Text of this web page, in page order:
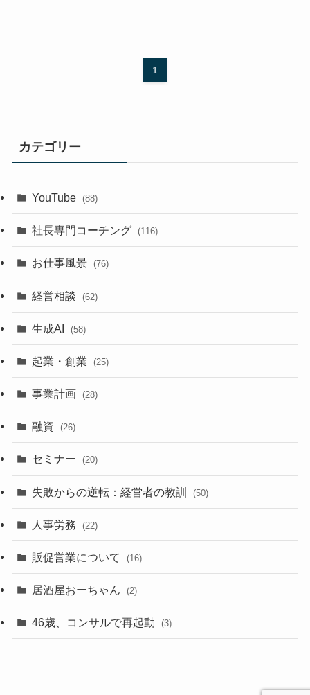
1
カテゴリー
YouTube (88)
社長専門コーチング (116)
お仕事風景 (76)
経営相談 (62)
生成AI (58)
起業・創業 (25)
事業計画 (28)
融資 (26)
セミナー (20)
失敗からの逆転：経営者の教訓 (50)
人事労務 (22)
販促営業について (16)
居酒屋おーちゃん (2)
46歳、コンサルで再起動 (3)